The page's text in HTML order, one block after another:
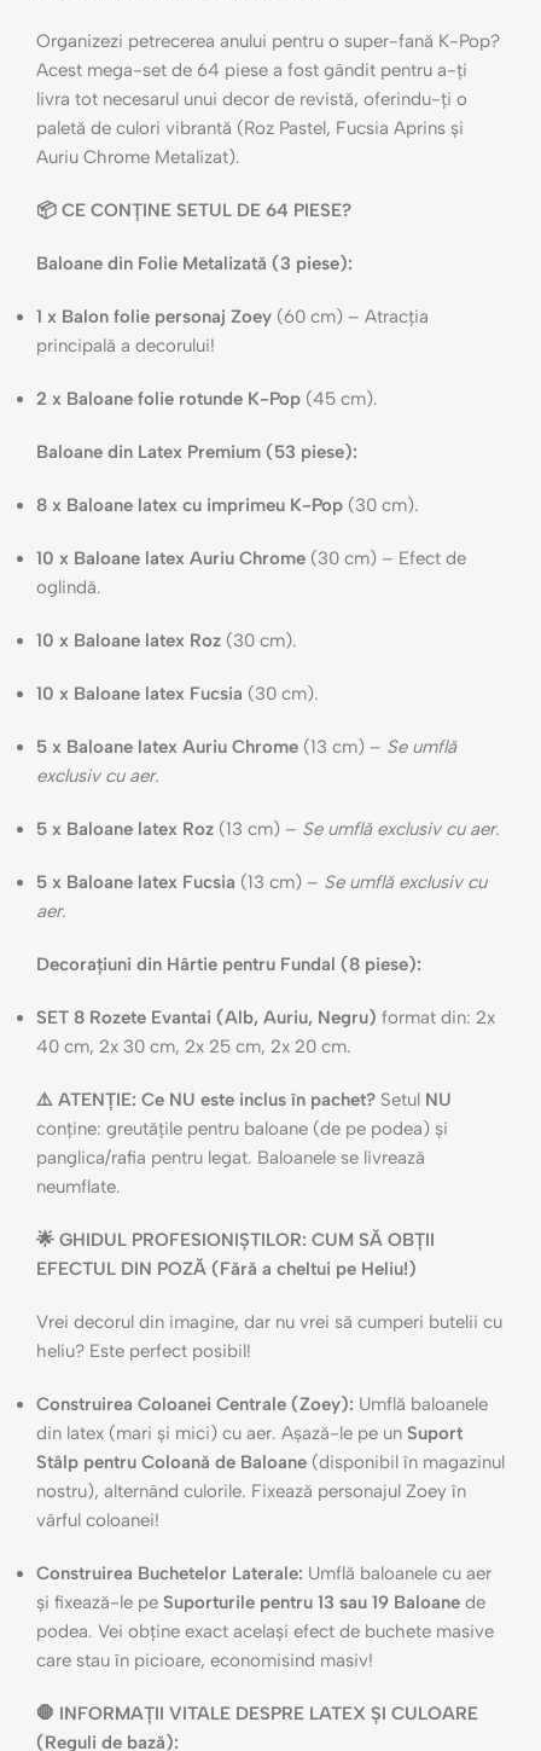
Organizezi petrecerea anului pentru o super-fană K-Pop?
Acest mega-set de 64 piese a fost gândit pentru a-ți
livra tot necesarul unui decor de revistă, oferindu-ți o
paletă de culori vibrantă (Roz Pastel, Fucsia Aprins și
Auriu Chrome Metalizat).
📦 CE CONȚINE SETUL DE 64 PIESE?
Baloane din Folie Metalizată (3 piese):
1 x Balon folie personaj Zoey (60 cm) – Atracția
principală a decorului!
2 x Baloane folie rotunde K-Pop (45 cm).
Baloane din Latex Premium (53 piese):
8 x Baloane latex cu imprimeu K-Pop (30 cm).
10 x Baloane latex Auriu Chrome (30 cm) – Efect de
oglindă.
10 x Baloane latex Roz (30 cm).
10 x Baloane latex Fucsia (30 cm).
5 x Baloane latex Auriu Chrome (13 cm) – Se umflă
exclusiv cu aer.
5 x Baloane latex Roz (13 cm) – Se umflă exclusiv cu aer.
5 x Baloane latex Fucsia (13 cm) – Se umflă exclusiv cu
aer.
Decorațiuni din Hârtie pentru Fundal (8 piese):
SET 8 Rozete Evantai (Alb, Auriu, Negru) format din: 2x
40 cm, 2x 30 cm, 2x 25 cm, 2x 20 cm.
⚠️ ATENȚIE: Ce NU este inclus în pachet? Setul NU
conține: greutățile pentru baloane (de pe podea) și
panglica/rafia pentru legat. Baloanele se livrează
neumflate.
🌟 GHIDUL PROFESIONIȘTILOR: CUM SĂ OBȚII
EFECTUL DIN POZĂ (Fără a cheltui pe Heliu!)
Vrei decorul din imagine, dar nu vrei să cumperi butelii cu
heliu? Este perfect posibil!
Construirea Coloanei Centrale (Zoey): Umflă baloanele
din latex (mari și mici) cu aer. Așază-le pe un Suport
Stâlp pentru Coloană de Baloane (disponibil în magazinul
nostru), alternând culorile. Fixează personajul Zoey în
vârful coloanei!
Construirea Buchetelor Laterale: Umflă baloanele cu aer
și fixează-le pe Suporturile pentru 13 sau 19 Baloane de
podea. Vei obține exact același efect de buchete masive
care stau în picioare, economisind masiv!
🛑 INFORMAȚII VITALE DESPRE LATEX ȘI CULOARE
(Reguli de bază):